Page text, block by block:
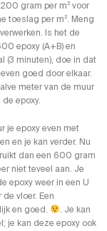
gram per m² voor
toeslag per m². Meng
Is het de
epoxy (A+B) en
(3 minuten), doe in dat
goed door elkaar.
meter van de muur
epoxy.
je epoxy even met
en je kan verder. Nu
dan een 600 gram
niet teveel aan. Je
epoxy weer in een U
vloer. Een
en goed.
. Je kan
je kan deze epoxy ook